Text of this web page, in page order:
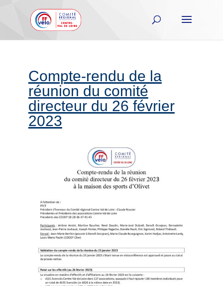
Compte-rendu de la
réunion du comité
directeur du 26 février
2023